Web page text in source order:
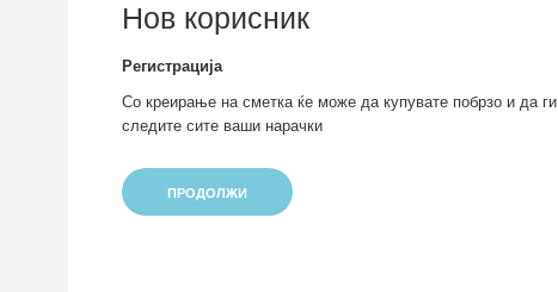
Нов корисник
Регистрација
Со креирање на сметка ќе може да купувате побрзо и да ги
следите сите ваши нарачки
ПРОДОЛЖИ